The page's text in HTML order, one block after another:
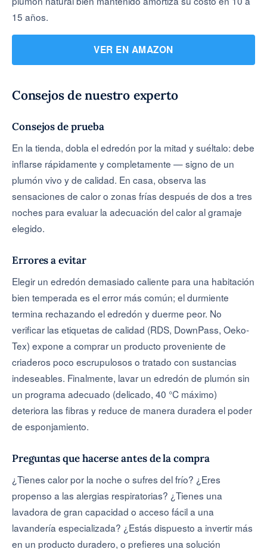
15 años.
VER EN AMAZON
Consejos de nuestro experto
Consejos de prueba
En la tienda, dobla el edredón por la mitad y suéltalo: debe
inflarse rápidamente y completamente — signo de un
plumón vivo y de calidad. En casa, observa las
sensaciones de calor o zonas frías después de dos a tres
noches para evaluar la adecuación del calor al gramaje
elegido.
Errores a evitar
Elegir un edredón demasiado caliente para una habitación
bien temperada es el error más común; el durmiente
termina rechazando el edredón y duerme peor. No
verificar las etiquetas de calidad (RDS, DownPass, Oeko-
Tex) expone a comprar un producto proveniente de
criaderos poco escrupulosos o tratado con sustancias
indeseables. Finalmente, lavar un edredón de plumón sin
un programa adecuado (delicado, 40 °C máximo)
deteriora las fibras y reduce de manera duradera el poder
de esponjamiento.
Preguntas que hacerse antes de la compra
¿Tienes calor por la noche o sufres del frío? ¿Eres
propenso a las alergias respiratorias? ¿Tienes una
lavadora de gran capacidad o acceso fácil a una
lavandería especializada? ¿Estás dispuesto a invertir más
en un producto duradero, o prefieres una solución